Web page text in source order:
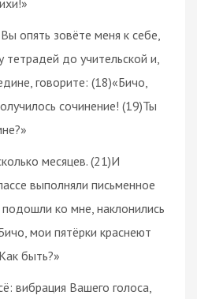
опять зовёте меня к себе,
тетрадей до учительской и,
говорите: (18)«Бичо,
сочинение! (19)Ты
месяцев. (21)И
выполняли письменное
ко мне, наклонились
мои пятёрки краснеют
быть?»
вибрация Вашего голоса,